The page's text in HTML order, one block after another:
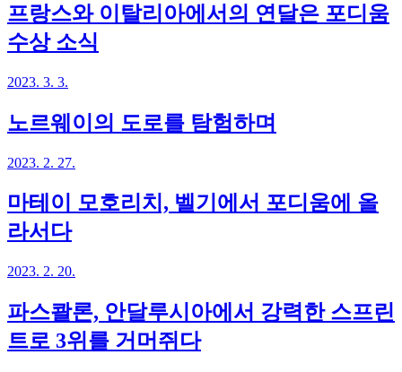
프랑스와 이탈리아에서의 연달은 포디움
수상 소식
2023. 3. 3.
노르웨이의 도로를 탐험하며
2023. 2. 27.
마테이 모호리치, 벨기에서 포디움에 올
라서다
2023. 2. 20.
파스콸론, 안달루시아에서 강력한 스프린
트로 3위를 거머쥐다